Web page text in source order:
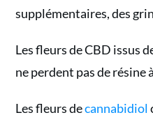
supplémentaires, des
Les fleurs de CBD issus
ne perdent pas de résine
Les fleurs decannabidiol